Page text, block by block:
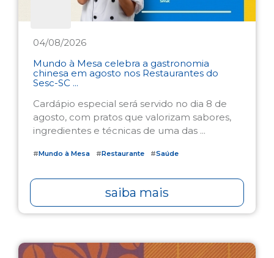
04/08/2026
Mundo à Mesa celebra a gastronomia
chinesa em agosto nos Restaurantes do
Sesc-SC ...
Cardápio especial será servido no dia 8 de
agosto, com pratos que valorizam sabores,
ingredientes e técnicas de uma das ...
#Mundo à Mesa #Restaurante #Saúde
saiba mais